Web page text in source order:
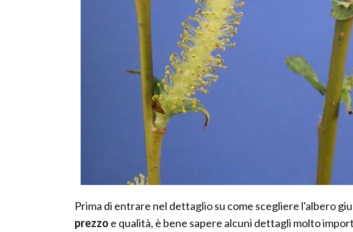
Prima di entrare nel dettaglio su come scegliere l'albero
prezzo e qualità, è bene sapere alcuni dettagli molto